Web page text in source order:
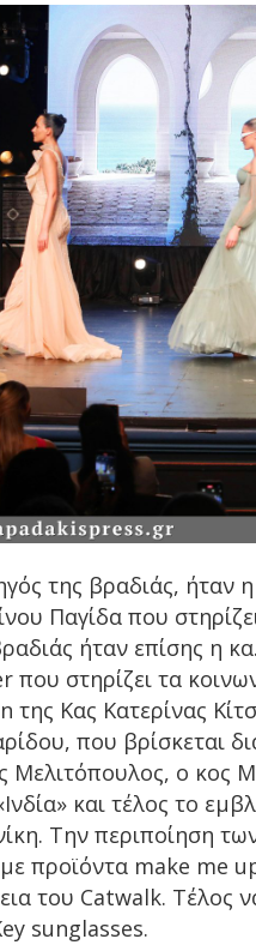
της βραδιάς, ήταν
Παγίδα που
ήταν επίσης η
που στηρίζει τα
της Κας Κατερίνας
που βρίσκεται
Μελιτόπουλος, ο κος
και τέλος το
Την περιποίηση
προϊόντα make me
του Catwalk. Τέλος
sunglasses.